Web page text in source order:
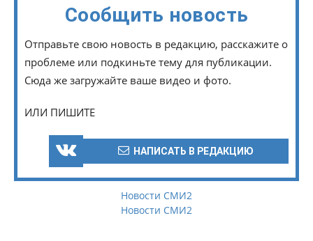
Сообщить новость
Отправьте свою новость в редакцию, расскажите о
проблеме или подкиньте тему для публикации.
Сюда же загружайте ваше видео и фото.
ИЛИ ПИШИТЕ
НАПИСАТЬ В РЕДАКЦИЮ
Новости СМИ2
Новости СМИ2